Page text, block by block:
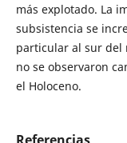
más explotado. La
subsistencia se
particular al sur del
no se observaron
el Holoceno.
Referencias